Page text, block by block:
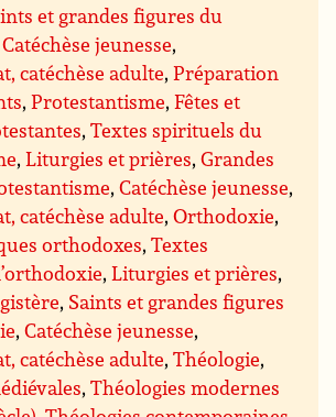
et grandes figures du
Catéchèse jeunesse,
catéchèse adulte,Préparation
,Protestantisme,Fêtes et
,Textes spirituels du
,Liturgies et prières,Grandes
,Catéchèse jeunesse,
catéchèse adulte,Orthodoxie,
orthodoxes,Textes
,Liturgies et prières,
, Saints et grandes figures
,Catéchèse jeunesse,
catéchèse adulte,Théologie,
,Théologies modernes